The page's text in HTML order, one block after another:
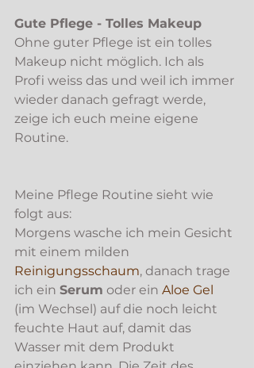
Gute Pflege - Tolles Makeup
Ohne guter Pflege ist ein tolles
Makeup nicht möglich. Ich als
Profi weiss das und weil ich immer
wieder danach gefragt werde,
zeige ich euch meine eigene
Routine.
Meine Pflege Routine sieht wie
folgt aus:
Morgens wasche ich mein Gesicht
mit einem milden
Reinigungsschaum, danach trage
ich ein Serum oder ein Aloe Gel
(im Wechsel) auf die noch leicht
feuchte Haut auf, damit das
Wasser mit dem Produkt